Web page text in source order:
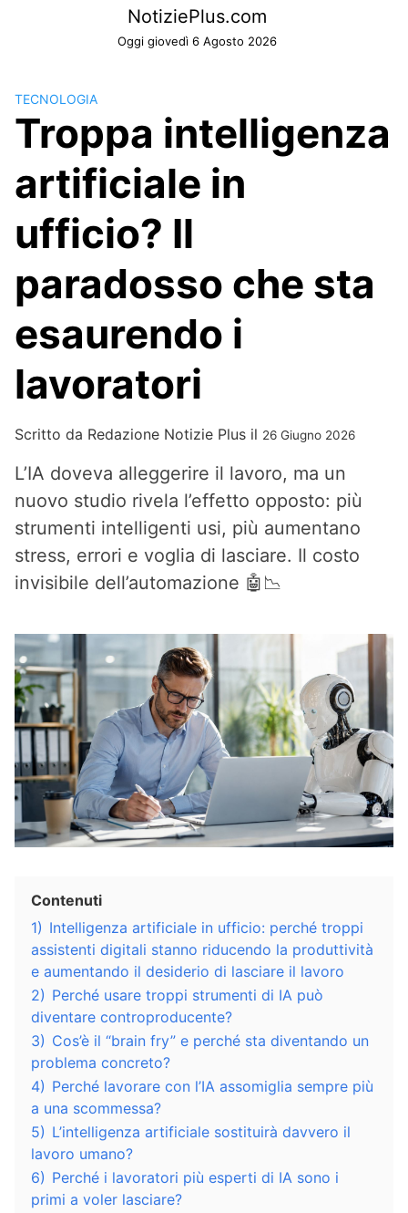
NotiziePlus.com
Oggi giovedì 6 Agosto 2026
TECNOLOGIA
Troppa intelligenza
artificiale in
ufficio? Il
paradosso che sta
esaurendo i
lavoratori
Scritto da Redazione Notizie Plus il 26 Giugno 2026
L’IA doveva alleggerire il lavoro, ma un
nuovo studio rivela l’effetto opposto: più
strumenti intelligenti usi, più aumentano
stress, errori e voglia di lasciare. Il costo
invisibile dell’automazione 🤖📉
Contenuti
1) Intelligenza artificiale in ufficio: perché troppi
assistenti digitali stanno riducendo la produttività
e aumentando il desiderio di lasciare il lavoro
2) Perché usare troppi strumenti di IA può
diventare controproducente?
3) Cos’è il “brain fry” e perché sta diventando un
problema concreto?
4) Perché lavorare con l’IA assomiglia sempre più
a una scommessa?
5) L’intelligenza artificiale sostituirà davvero il
lavoro umano?
6) Perché i lavoratori più esperti di IA sono i
primi a voler lasciare?